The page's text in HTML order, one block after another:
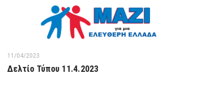
11/04/2023
Δελτίο Τύπου 11.4.2023